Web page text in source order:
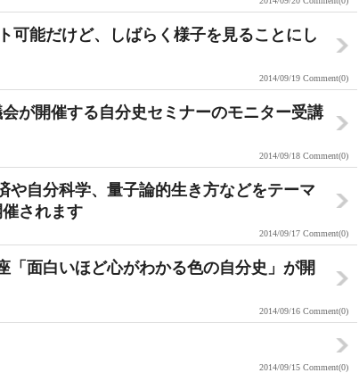
可能だけど、しばらく様子を見ることにし
2014/09/19 Comment(0)
が開催する自分史セミナーのモニター受講
2014/09/18 Comment(0)
や自分科学、量子論的生き方などをテーマ
されます
2014/09/17 Comment(0)
「面白いほど心がわかる色の自分史」が開
2014/09/16 Comment(0)
2014/09/15 Comment(0)